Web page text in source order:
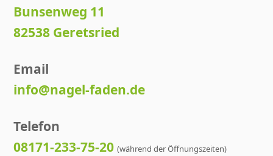
Bunsenweg 11
82538 Geretsried
Email
info@nagel-faden.de
Telefon
08171-233-75-20 (während der Öffnungszeiten)